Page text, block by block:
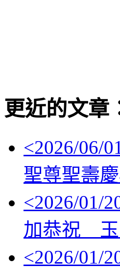
更近的文章
<2026/06/
聖尊聖壽
<2026/01/
加恭祝 玉
<2026/01/